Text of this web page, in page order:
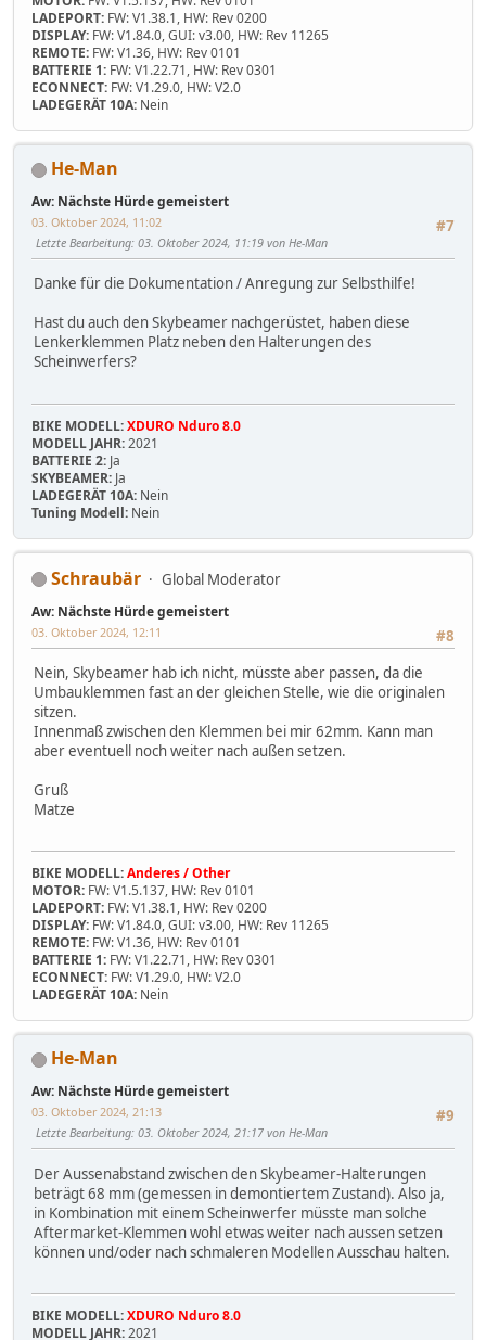
LADEPORT: FW: V1.38.1, HW: Rev 0200
DISPLAY: FW: V1.84.0, GUI: v3.00, HW: Rev 11265
REMOTE: FW: V1.36, HW: Rev 0101
BATTERIE 1: FW: V1.22.71, HW: Rev 0301
ECONNECT: FW: V1.29.0, HW: V2.0
LADEGERÄT 10A: Nein
He-Man
Aw: Nächste Hürde gemeistert
#7
03. Oktober 2024, 11:02
Letzte Bearbeitung: 03. Oktober 2024, 11:19 von He-Man
Danke für die Dokumentation / Anregung zur Selbsthilfe!
Hast du auch den Skybeamer nachgerüstet, haben diese
Lenkerklemmen Platz neben den Halterungen des
Scheinwerfers?
BIKE MODELL:XDURO Nduro 8.0
MODELL JAHR:2021
BATTERIE 2: Ja
SKYBEAMER: Ja
LADEGERÄT 10A: Nein
Tuning Modell: Nein
Schraubär Global Moderator
Aw: Nächste Hürde gemeistert
#8
03. Oktober 2024, 12:11
Nein, Skybeamer hab ich nicht, müsste aber passen, da die
Umbauklemmen fast an der gleichen Stelle, wie die originalen
sitzen.
Innenmaß zwischen den Klemmen bei mir 62mm. Kann man
aber eventuell noch weiter nach außen setzen.
Gruß
Matze
BIKE MODELL:Anderes / Other
MOTOR: FW: V1.5.137, HW: Rev 0101
LADEPORT: FW: V1.38.1, HW: Rev 0200
DISPLAY: FW: V1.84.0, GUI: v3.00, HW: Rev 11265
REMOTE: FW: V1.36, HW: Rev 0101
BATTERIE 1: FW: V1.22.71, HW: Rev 0301
ECONNECT: FW: V1.29.0, HW: V2.0
LADEGERÄT 10A: Nein
He-Man
Aw: Nächste Hürde gemeistert
#9
03. Oktober 2024, 21:13
Letzte Bearbeitung: 03. Oktober 2024, 21:17 von He-Man
Der Aussenabstand zwischen den Skybeamer-Halterungen
beträgt 68 mm (gemessen in demontiertem Zustand). Also ja,
in Kombination mit einem Scheinwerfer müsste man solche
Aftermarket-Klemmen wohl etwas weiter nach aussen setzen
können und/oder nach schmaleren Modellen Ausschau halten.
BIKE MODELL:XDURO Nduro 8.0
MODELL JAHR:2021